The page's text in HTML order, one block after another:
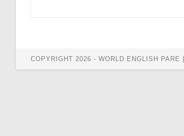
Inggris
COPYRIGHT 2026 - WORLD ENGLISH PARE |